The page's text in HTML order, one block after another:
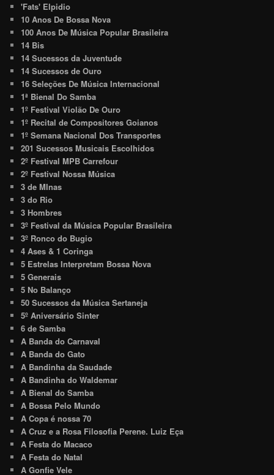
'Fats' Elpidio
10 Anos De Bossa Nova
100 Anos De Música Popular Brasileira
14 Bis
14 Sucessos da Juventude
14 Sucessos de Ouro
16 Seleções De Música Internacional
1ª Bienal Do Samba
1º Festival Violão De Ouro
1º Recital de Compositores Goianos
1º Semana Nacional Dos Transportes
201 Sucessos Musicais Escolhidos
2º Festival MPB Carrefour
2º Festival Nossa Música
3 de MInas
3 do Rio
3 Hombres
3º Festival da Música Popular Brasileira
3º Ronco do Bugio
4 Ases & 1 Coringa
5 Estrelas Interpretam Bossa Nova
5 Generais
5 No Balanço
50 Sucessos da Música Sertaneja
5º Aniversário Sinter
6 de Samba
A Banda do Carnaval
A Banda do Gato
A Bandinha da Saudade
A Bandinha do Waldemar
A Bienal do Samba
A Bossa Pelo Mundo
A Copa é nossa 70
A Cruz e a Rosa Filosofia Perene. Luiz Eça
A Festa do Macaco
A Festa do Natal
A Gonfie Vele